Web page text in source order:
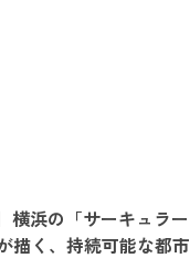
横浜の「サーキュラー
描く、持続可能な都市